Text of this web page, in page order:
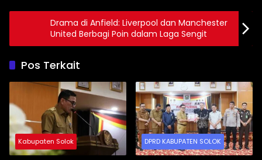
Drama di Anfield: Liverpool dan Manchester
United Berbagi Poin dalam Laga Sengit
Pos Terkait
Kabupaten Solok DPRD KABUPATEN SOLOK